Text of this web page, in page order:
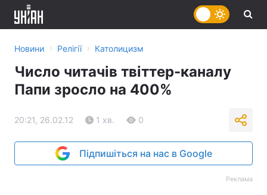
Новини › Релігії › Католицизм
Число читачів твіттер-каналу
Папи зросло на 400%
20:21, 26.02.12 1 хв. 0
Підпишіться на нас в Google
Реклама